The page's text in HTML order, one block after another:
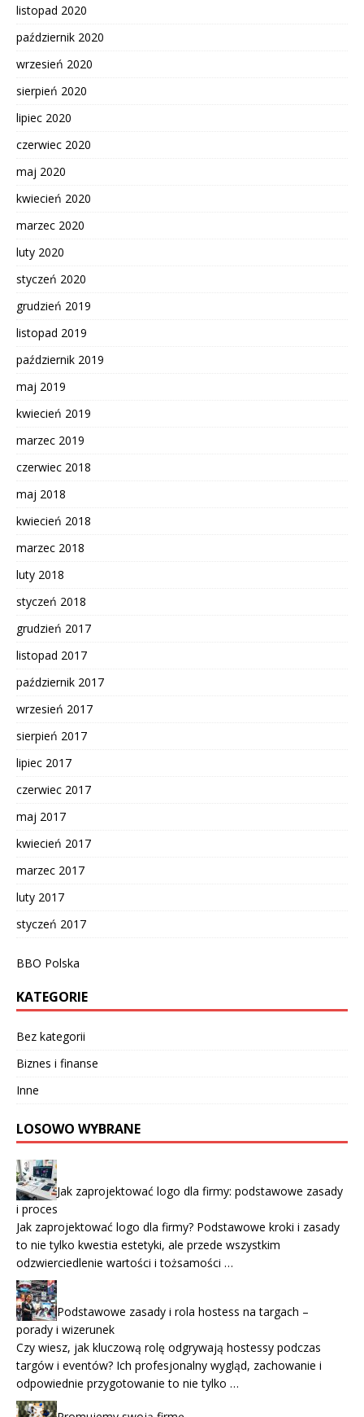
listopad 2020
październik 2020
wrzesień 2020
sierpień 2020
lipiec 2020
czerwiec 2020
maj 2020
kwiecień 2020
marzec 2020
luty 2020
styczeń 2020
grudzień 2019
listopad 2019
październik 2019
maj 2019
kwiecień 2019
marzec 2019
czerwiec 2018
maj 2018
kwiecień 2018
marzec 2018
luty 2018
styczeń 2018
grudzień 2017
listopad 2017
październik 2017
wrzesień 2017
sierpień 2017
lipiec 2017
czerwiec 2017
maj 2017
kwiecień 2017
marzec 2017
luty 2017
styczeń 2017
BBO Polska
KATEGORIE
Bez kategorii
Biznes i finanse
Inne
LOSOWO WYBRANE
Jak zaprojektować logo dla firmy: podstawowe zasady
i proces
Jak zaprojektować logo dla firmy? Podstawowe kroki i zasady
to nie tylko kwestia estetyki, ale przede wszystkim
odzwierciedlenie wartości i tożsamości …
Podstawowe zasady i rola hostess na targach –
porady i wizerunek
Czy wiesz, jak kluczową rolę odgrywają hostessy podczas
targów i eventów? Ich profesjonalny wygląd, zachowanie i
odpowiednie przygotowanie to nie tylko …